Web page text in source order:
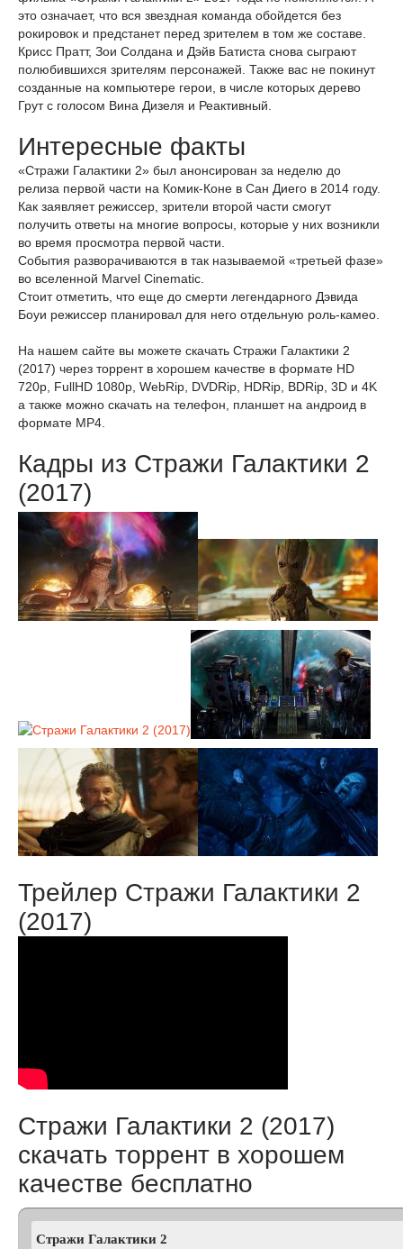
это означает, что вся звездная команда обойдется без
рокировок и предстанет перед зрителем в том же составе.
Крисс Пратт, Зои Солдана и Дэйв Батиста снова сыграют
полюбившихся зрителям персонажей. Также вас не покинут
созданные на компьютере герои, в числе которых дерево
Грут с голосом Вина Дизеля и Реактивный.
Интересные факты
«Стражи Галактики 2» был анонсирован за неделю до
релиза первой части на Комик-Коне в Сан Диего в 2014 году.
Как заявляет режиссер, зрители второй части смогут
получить ответы на многие вопросы, которые у них возникли
во время просмотра первой части.
События разворачиваются в так называемой «третьей фазе»
во вселенной Marvel Cinematic.
Стоит отметить, что еще до смерти легендарного Дэвида
Боуи режиссер планировал для него отдельную роль-камео.
На нашем сайте вы можете скачать Стражи Галактики 2
(2017) через торрент в хорошем качестве в формате HD
720p, FullHD 1080p, WebRip, DVDRip, HDRip, BDRip, 3D и 4K
а также можно скачать на телефон, планшет на андроид в
формате MP4.
Кадры из Стражи Галактики 2
(2017)
Трейлер Стражи Галактики 2
(2017)
Стражи Галактики 2 (2017)
скачать торрент в хорошем
качестве бесплатно